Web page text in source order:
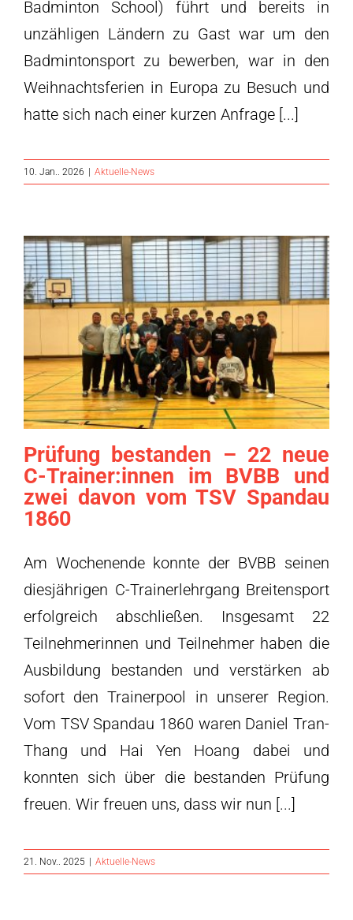
Badminton School) führt und bereits in
unzähligen Ländern zu Gast war um den
Badmintonsport zu bewerben, war in den
Weihnachtsferien in Europa zu Besuch und
hatte sich nach einer kurzen Anfrage [...]
10. Jan.. 2026 Aktuelle-News
Prüfung bestanden – 22 neue
C-Trainer:innen im BVBB und
zwei davon vom TSV Spandau
1860
Am Wochenende konnte der BVBB seinen
diesjährigen C-Trainerlehrgang Breitensport
erfolgreich abschließen. Insgesamt 22
Teilnehmerinnen und Teilnehmer haben die
Ausbildung bestanden und verstärken ab
sofort den Trainerpool in unserer Region.
Vom TSV Spandau 1860 waren Daniel Tran-
Thang und Hai Yen Hoang dabei und
konnten sich über die bestanden Prüfung
freuen. Wir freuen uns, dass wir nun [...]
21. Nov.. 2025 Aktuelle-News